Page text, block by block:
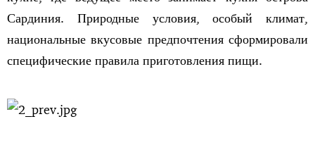
Сардиния. Природные условия, особый климат,
национальные вкусовые предпочтения сформировали
специфические правила приготовления пищи.